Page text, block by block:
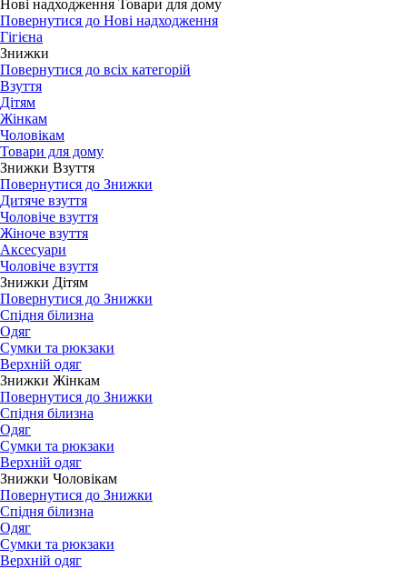
Нові надходження Товари для дому
Повернутися до Нові надходження
Гігієна
Знижки
Повернутися до всіх категорій
Взуття
Дітям
Жінкам
Чоловікам
Товари для дому
Знижки Взуття
Повернутися до Знижки
Дитяче взуття
Чоловіче взуття
Жіноче взуття
Аксесуари
Чоловіче взуття
Знижки Дітям
Повернутися до Знижки
Спідня білизна
Одяг
Сумки та рюкзаки
Верхній одяг
Знижки Жінкам
Повернутися до Знижки
Спідня білизна
Одяг
Сумки та рюкзаки
Верхній одяг
Знижки Чоловікам
Повернутися до Знижки
Спідня білизна
Одяг
Сумки та рюкзаки
Верхній одяг